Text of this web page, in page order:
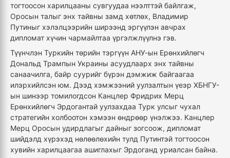
тогтоосон харилцааны сувгуудаа нээлттэй байлгаж,
Оросын талыг энх тайвны замд хөтлөх, Владимир
Путиныг хэлэлцээрийн ширээнд эргүүлэн авчрах
дипломат хүчин чармайлтаа үргэлжлүүлнэ гэв.
Түүнчлэн Туркийн төрийн тэргүүн АНУ-ын Ерөнхийлөгч
Дональд Трампын Украины асуудлаарх энх тайвны
санаачилга, байр суурийг бүрэн дэмжиж байгаагаа
илэрхийлсэн юм. Дээд хэмжээний уулзалтын үеэр ХБНГУ-
ын шинээр томилогдсон Канцлер Фридрих Мерц
Ерөнхийлөгч Эрдогантай уулзахдаа Турк улсыг чухал
стратегийн холбоотон хэмээн өндрөөр үнэлжээ. Канцлер
Мерц Оросын удирдлагыг дайныг зогсоож, дипломат
шийдэлд хүрэхэд нөлөөлөхийн тулд Путинтэй тогтоосон
хувийн харилцаагаа ашиглахыг Эрдоганд уриалсан байна.